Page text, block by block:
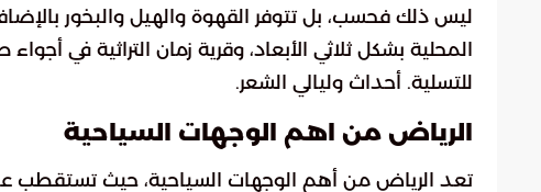
ليس ذلك فحسب، بل تتوفر القهوة والهيل والبخور
المحلية بشكل ثلاثي الأبعاد، وقرية زمان التراثية في
للتسلية. أحداث وليالي الشعر.
الرياض من اهم الوجهات السياحية
تعد الرياض من أهم الوجهات السياحية، حيث تستقطب